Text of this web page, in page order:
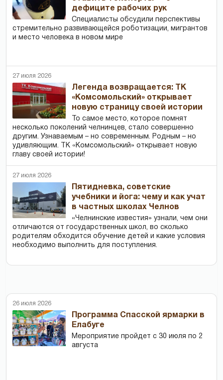
дефиците рабочих рук
Специалисты обсудили перспективы
стремительно развивающейся роботизации, мигрантов
и место человека в новом мире
27 июля 2026
Легенда возвращается: ТК
«Комсомольский» открывает
новую страницу своей истории
То самое место, которое помнят
несколько поколений челнинцев, стало совершенно
другим. Узнаваемым – но современным. Родным – но
удивляющим. ТК «Комсомольский» открывает новую
главу своей истории!
27 июля 2026
Пятидневка, советские
учебники и йога: чему и как учат
в частных школах Челнов
«Челнинские известия» узнали, чем они
отличаются от государственных школ, во сколько
родителям обходится обучение детей и какие условия
необходимо выполнить для поступления.
26 июля 2026
Программа Спасской ярмарки в
Елабуге
Мероприятие пройдет с 30 июля по 2
августа